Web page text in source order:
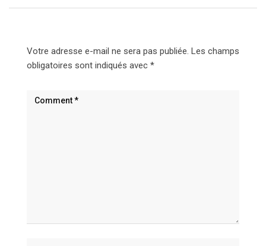
Votre adresse e-mail ne sera pas publiée. Les champs
obligatoires sont indiqués avec *